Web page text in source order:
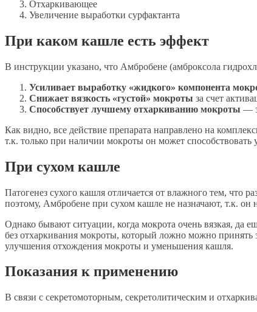
Отхаркивающее
Увеличение выработки сурфактанта
При каком кашле есть эффект
В инструкции указано, что Амбробене (амброксола
Усиливает выработку «жидкого» компонента
Снижает вязкость «густой» мокроты за счет
Способствует лучшему отхаркиванию мокроты —
Как видно, все действие препарата направлено на
т.к. только при наличии мокроты он может
При сухом кашле
Патогенез сухого кашля отличается от влажного тем, что
поэтому, Амбробене при сухом кашле не назначают, т.к. он
Однако бывают ситуации, когда мокрота очень вязкая, да
без отхаркивания мокроты, который ложно можно принять
улучшения отхождения мокроты и уменьшения кашля.
Показания к применению
В связи с секретомоторным, секретолитическим и